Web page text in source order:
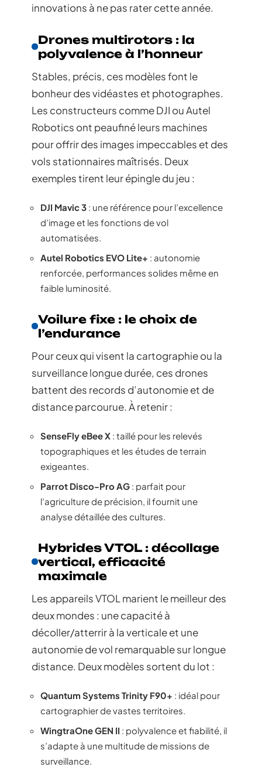
innovations à ne pas rater cette année.
Drones multirotors : la
polyvalence à l’honneur
Stables, précis, ces modèles font le
bonheur des vidéastes et photographes.
Les constructeurs comme DJI ou Autel
Robotics ont peaufiné leurs machines
pour offrir des images impeccables et des
vols stationnaires maîtrisés. Deux
exemples tirent leur épingle du jeu :
DJI Mavic 3 : une référence pour l’excellence
d’image et les fonctions de vol
automatisées.
Autel Robotics EVO Lite+ : autonomie
renforcée, performances solides même en
faible luminosité.
Voilure fixe : le choix de
l’endurance
Pour ceux qui visent la cartographie ou la
surveillance longue durée, ces drones
battent des records d’autonomie et de
distance parcourue. À retenir :
SenseFly eBee X : taillé pour les relevés
topographiques et les études de terrain
exigeantes.
Parrot Disco-Pro AG : parfait pour
l’agriculture de précision, il fournit une
analyse détaillée des cultures.
Hybrides VTOL : décollage
vertical, efficacité
maximale
Les appareils VTOL marient le meilleur des
deux mondes : une capacité à
décoller/atterrir à la verticale et une
autonomie de vol remarquable sur longue
distance. Deux modèles sortent du lot :
Quantum Systems Trinity F90+ : idéal pour
cartographier de vastes territoires.
WingtraOne GEN II : polyvalence et fiabilité, il
s’adapte à une multitude de missions de
surveillance.